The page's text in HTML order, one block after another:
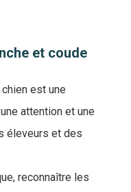
et coude
est une
attention et une
éleveurs et des
reconnaître les